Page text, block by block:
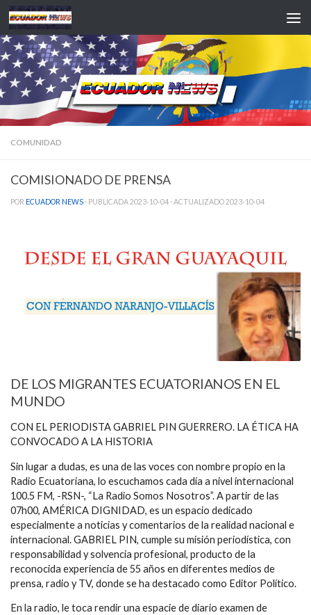
Saltar al contenido
COMUNIDAD
COMISIONADO DE PRENSA
POR ECUADOR NEWS · PUBLICADA2023-10-04 · ACTUALIZADO2023-10-04
DE LOS MIGRANTES ECUATORIANOS EN EL
MUNDO
CON EL PERIODISTA GABRIEL PIN GUERRERO. LA ÉTICA HA
CONVOCADO A LA HISTORIA
Sin lugar a dudas, es una de las voces con nombre propio en la
Radio Ecuatoriana, lo escuchamos cada día a nivel internacional
100.5 FM, -RSN-, “La Radio Somos Nosotros”. A partir de las
07h00, AMÉRICA DIGNIDAD, es un espacio dedicado
especialmente a noticias y comentarios de la realidad nacional e
internacional. GABRIEL PIN, cumple su misión periodística, con
responsabilidad y solvencia profesional, producto de la
reconocida experiencia de 55 años en diferentes medios de
prensa, radio y TV, donde se ha destacado como Editor Político.
En la radio, le toca rendir una espacie de diario examen de